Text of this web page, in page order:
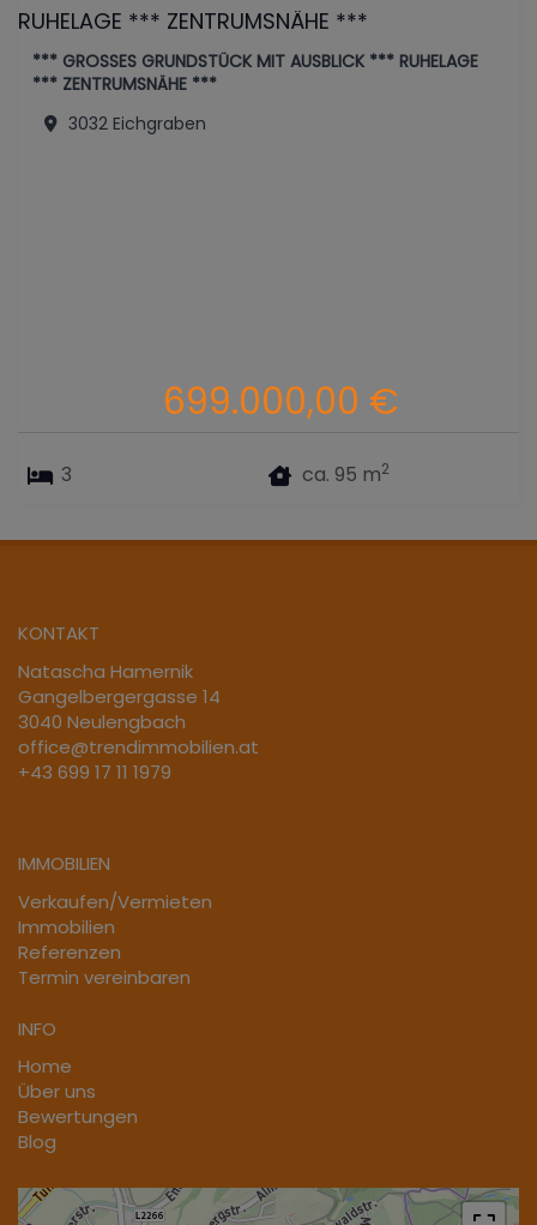
*** GROSSES GRUNDSTÜCK MIT AUSBLICK *** RUHELAGE
*** ZENTRUMSNÄHE ***
3032 Eichgraben
3 ca. 95 m2
699.000,00 €
KONTAKT
Natascha Hamernik
Gangelbergergasse 14
3040 Neulengbach
office@trendimmobilien.at
+43 699 17 11 1979
IMMOBILIEN
Verkaufen/Vermieten
Immobilien
Referenzen
Termin vereinbaren
INFO
Home
Über uns
Bewertungen
Blog